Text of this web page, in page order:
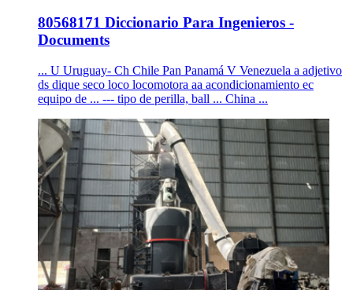
80568171 Diccionario Para Ingenieros -
Documents
... U Uruguay- Ch Chile Pan Panamá V Venezuela a adjetivo
ds dique seco loco locomotora aa acondicionamiento ec
equipo de ... --- tipo de perilla, ball ... China ...